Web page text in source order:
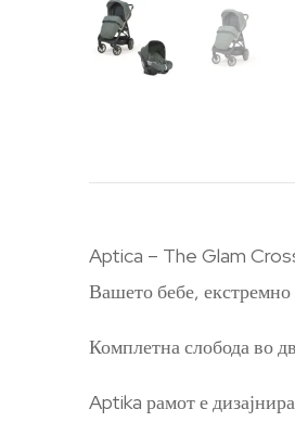
Aptica – The Glam
Вашето бебе, екстремно
Комплетна слобода во
Aptika рамот е